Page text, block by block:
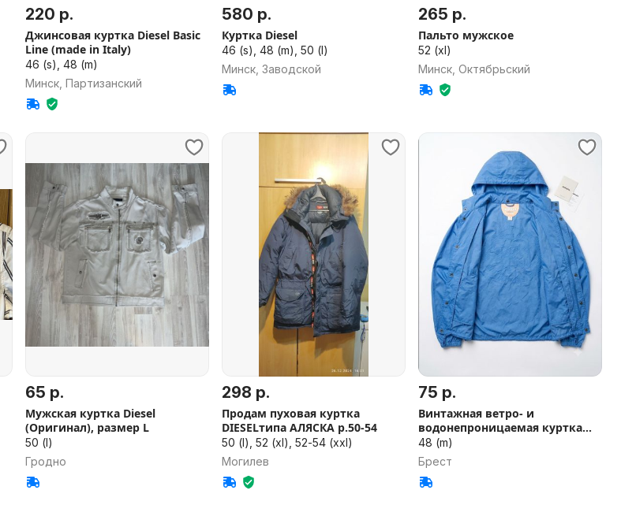
220 р.
Джинсовая куртка Diesel Basic
Line (made in Italy)
46 (s), 48 (m)
Минск, Партизанский
580 р.
Куртка Diesel
46 (s), 48 (m), 50 (l)
Минск, Заводской
265 р.
Пальто мужское
52 (xl)
Минск, Октябрьский
65 р.
Мужская куртка Diesel
(Оригинал), размер L
50 (l)
Гродно
298 р.
Продам пуховая куртка
DIESELтипа АЛЯСКА р.50-54
50 (l), 52 (xl), 52-54 (xxl)
Могилев
75 р.
Винтажная ветро- и
водонепроницаемая куртка
Diesel
48 (m)
Брест